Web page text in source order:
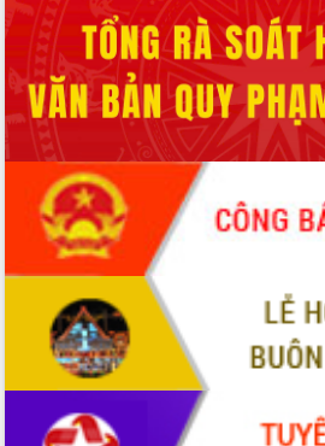
VIDEO
Không có file video nào để phát.